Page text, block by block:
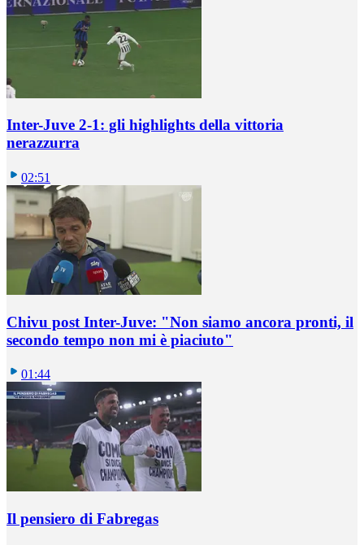
Inter-Juve 2-1: gli highlights della vittoria
nerazzurra
02:51
Chivu post Inter-Juve: "Non siamo ancora pronti, il
secondo tempo non mi è piaciuto"
01:44
Il pensiero di Fabregas